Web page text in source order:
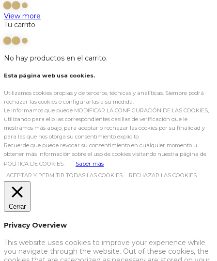
View more
Tu carrito
No hay productos en el carrito.
Esta página web usa cookies.
Utilizamos cookies propias y de terceros, técnicas y analíticas. Siempre podrá
rechazar las cookies o configurarlas a su medida.
Le informamos que puede MODIFICAR LA CONFIGURACIÓN DE LAS COOKIES,
utilizando para ello las correspondientes casillas de verificación que le
mostramos más abajo, para aceptar o rechazar las cookies por su finalidad y
para las que nos otorga su consentimiento explícito.
Recuerde que puede revocar su consentimiento en cualquier momento u
obtener más información sobre el uso de cookies visitando nuestra página de
POLÍTICA DE COOKIES.
Saber más
ACEPTAR Y PERMITIR TODAS LAS COOKIES
RECHAZAR LAS COOKIES
Cerrar
Privacy Overview
This website uses cookies to improve your experience while
you navigate through the website. Out of these cookies, the